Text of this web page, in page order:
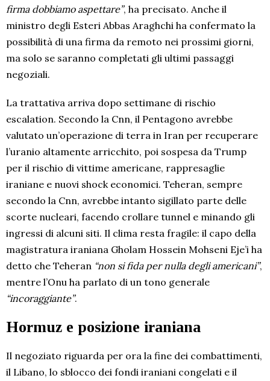
firma dobbiamo aspettare”, ha precisato. Anche il
ministro degli Esteri Abbas Araghchi ha confermato la
possibilità di una firma da remoto nei prossimi giorni,
ma solo se saranno completati gli ultimi passaggi
negoziali.
La trattativa arriva dopo settimane di rischio
escalation. Secondo la Cnn, il Pentagono avrebbe
valutato un’operazione di terra in Iran per recuperare
l’uranio altamente arricchito, poi sospesa da Trump
per il rischio di vittime americane, rappresaglie
iraniane e nuovi shock economici. Teheran, sempre
secondo la Cnn, avrebbe intanto sigillato parte delle
scorte nucleari, facendo crollare tunnel e minando gli
ingressi di alcuni siti. Il clima resta fragile: il capo della
magistratura iraniana Gholam Hossein Mohseni Eje’i ha
detto che Teheran “non si fida per nulla degli americani”,
mentre l’Onu ha parlato di un tono generale
“incoraggiante”.
Hormuz e posizione iraniana
Il negoziato riguarda per ora la fine dei combattimenti,
il Libano, lo sblocco dei fondi iraniani congelati e il